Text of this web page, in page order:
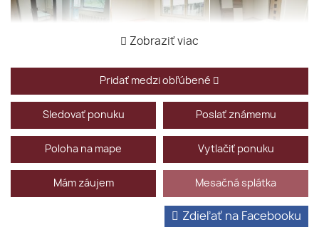
Zobraziť viac
Pridať medzi obľúbené
Sledovať ponuku Poslať známemu
Poloha na mape Vytlačiť ponuku
Mám záujem Mesačná splátka
Zdieľať na Facebooku